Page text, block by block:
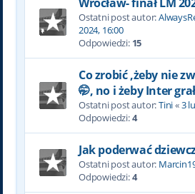
Wrocław- finał LM
Ostatni post autor:
2024, 16:00
Odpowiedzi: 15
Co zrobić ,żeby nie
🤭, no i żeby Inter
Ostatni post autor:Tini«3
Odpowiedzi:4
Jak poderwać
Ostatni post autor:
Odpowiedzi:4